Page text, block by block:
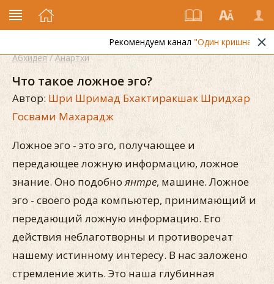
Рекомендуем канал"Один кришнаит"
Абхидея/Анартхи
Что такое ложное эго?
Автор: Шри Шримад Бхактиракшак Шридхар
Госвами Махарадж
Ложное эго - это эго, получающее и
передающее ложную информацию, ложное
знание. Оно подобноянтре, машине. Ложное
эго - своего рода компьютер, принимающий и
передающий ложную информацию. Его
действия неблаготворны и противоречат
нашему истинному интересу. В нас заложено
стремление жить. Это наша глубинная